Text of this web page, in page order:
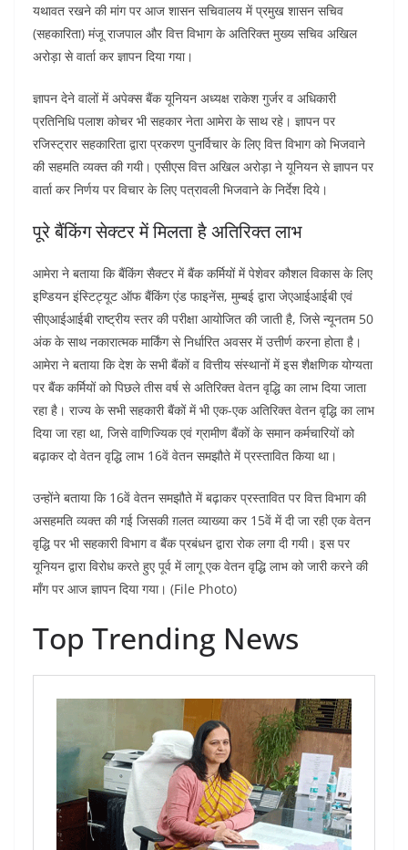
यथावत रखने की मांग पर आज शासन सचिवालय में प्रमुख शासन सचिव
(सहकारिता) मंजू राजपाल और वित्त विभाग के अतिरिक्त मुख्य सचिव अखिल
अरोड़ा से वार्ता कर ज्ञापन दिया गया।
ज्ञापन देने वालों में अपेक्स बैंक यूनियन अध्यक्ष राकेश गुर्जर व अधिकारी
प्रतिनिधि पलाश कोचर भी सहकार नेता आमेरा के साथ रहे। ज्ञापन पर
रजिस्ट्रार सहकारिता द्वारा प्रकरण पुनर्विचार के लिए वित्त विभाग को भिजवाने
की सहमति व्यक्त की गयी। एसीएस वित्त अखिल अरोड़ा ने यूनियन से ज्ञापन पर
वार्ता कर निर्णय पर विचार के लिए पत्रावली भिजवाने के निर्देश दिये।
पूरे बैंकिंग सेक्टर में मिलता है अतिरिक्त लाभ
आमेरा ने बताया कि बैंकिंग सैक्टर में बैंक कर्मियों में पेशेवर कौशल विकास के लिए
इण्डियन इंस्टिट्यूट ऑफ बैंकिंग एंड फाइनेंस, मुम्बई द्वारा जेएआईआईबी एवं
सीएआईआईबी राष्ट्रीय स्तर की परीक्षा आयोजित की जाती है, जिसे न्यूनतम 50
अंक के साथ नकारात्मक मार्किंग से निर्धारित अवसर में उत्तीर्ण करना होता है।
आमेरा ने बताया कि देश के सभी बैंकों व वित्तीय संस्थानों में इस शैक्षणिक योग्यता
पर बैंक कर्मियों को पिछले तीस वर्ष से अतिरिक्त वेतन वृद्धि का लाभ दिया जाता
रहा है। राज्य के सभी सहकारी बैंकों में भी एक-एक अतिरिक्त वेतन वृद्धि का लाभ
दिया जा रहा था, जिसे वाणिज्यिक एवं ग्रामीण बैंकों के समान कर्मचारियों को
बढ़ाकर दो वेतन वृद्धि लाभ 16वें वेतन समझौते में प्रस्तावित किया था।
उन्होंने बताया कि 16वें वेतन समझौते में बढ़ाकर प्रस्तावित पर वित्त विभाग की
असहमति व्यक्त की गई जिसकी ग़लत व्याख्या कर 15वें में दी जा रही एक वेतन
वृद्धि पर भी सहकारी विभाग व बैंक प्रबंधन द्वारा रोक लगा दी गयी। इस पर
यूनियन द्वारा विरोध करते हुए पूर्व में लागू एक वेतन वृद्धि लाभ को जारी करने की
माँग पर आज ज्ञापन दिया गया। (File Photo)
Top Trending News